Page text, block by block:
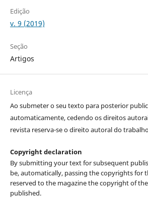
Edição
v. 9 (2019)
Seção
Artigos
Licença
Ao submeter o seu texto para posterior
automaticamente, cedendo os direitos
revista reserva-se o direito autoral do
Copyright declaration
By submitting your text for subsequent
be, automatically, passing the copyrights for
reserved to the magazine the copyright of
published.